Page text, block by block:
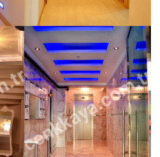
cenkkaya.com.tr